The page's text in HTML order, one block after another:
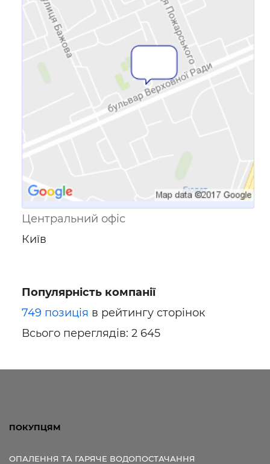
Посилання для мобільних
пристроїв
Центральний офіс
Київ
Популярність компанії
749 позиція в рейтингу сторінок
Всього переглядів: 2 645
ПОКУПЦЯМ
ОПАЛЕННЯ ТА ГАРЯЧЕ ВОДОПОСТАЧАННЯ